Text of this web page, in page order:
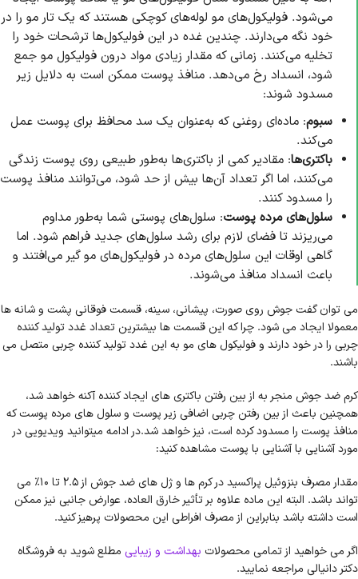
می‌شود. فولیکول‌های مو لوله‌های کوچکی هستند که یک تار مو را در
خود نگه می‌دارند. چندین غده در این فولیکول‌ها ترشحات خود را
تخلیه می‌کنند. زمانی که مقدار زیادی مواد درون فولیکول مو جمع
شود، انسداد رخ می‌دهد. منافذ پوست ممکن است به دلایل زیر
مسدود شوند:
سبوم: ماده‌ای روغنی که به‌عنوان یک سد محافظ برای پوست عمل
می‌کند.
باکتری‌ها: مقادیر کمی از باکتری‌ها به‌طور طبیعی روی پوست زندگی
می‌کنند، اما اگر تعداد آن‌ها بیش از حد شود، می‌توانند منافذ پوست
را مسدود کنند.
سلول‌های مرده پوست: سلول‌های پوستی شما به‌طور مداوم
می‌ریزند تا فضای لازم برای رشد سلول‌های جدید فراهم شود. اما
گاهی اوقات این سلول‌های مرده در فولیکول‌های مو گیر می‌افتند و
باعث انسداد منافذ می‌شوند.
می توان گفت جوش روی صورت، پیشانی، سینه، قسمت فوقانی پشت و شانه ها
معمولا ایجاد می شود. چرا که این قسمت ها بیشترین تعداد غدد تولید کننده
چربی را در خود دارند و فولیکول های مو به این غدد تولید کننده چربی متصل می
باشند.
کرم ضد جوش منجر به از بین رفتن باکتری های ایجاد کننده آکنه خواهد شد،
همچنین باعث از بین رفتن چربی اضافی زیر پوست و سلول های مرده پوست که
منافذ پوست را مسدود کرده است، نیز خواهد شد.در ادامه میتوانید ویدیویی در
مورد آشنایی باآشنایی با پوست مشاهده کنید:
مقدار مصرف بنزوئیل پراکسید در کرم ها و ژل های ضد جوش از 2.5 تا 10٪ می
تواند باشد. البته این ماده علاوه بر تأثیر خارق العاده، عوارض جانبی نیز ممکن
است داشته باشد بنابراین از مصرف افراطی این محصولات پرهیز کنید.
اگر می خواهید از تمامی محصولات بهداشت و زیبایی مطلع شوید به فروشگاه
دکتر دانیالی مراجعه نمایید.